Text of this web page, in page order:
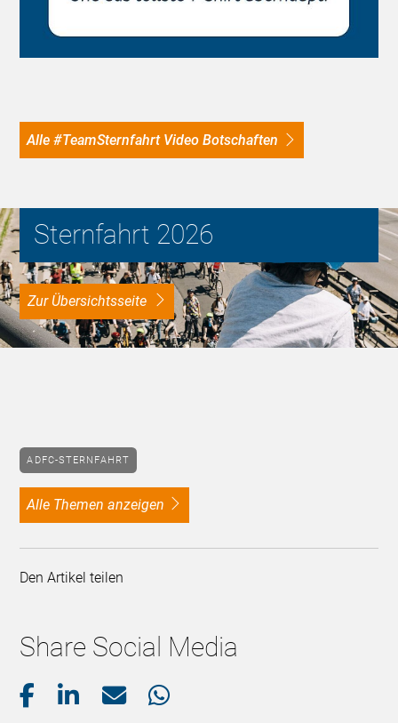
Alle #TeamSternfahrt Video Botschaften
Sternfahrt 2026
Zur Übersichtsseite
ADFC-STERNFAHRT
alle Themen anzeigen
Den Artikel teilen
Share Social Media